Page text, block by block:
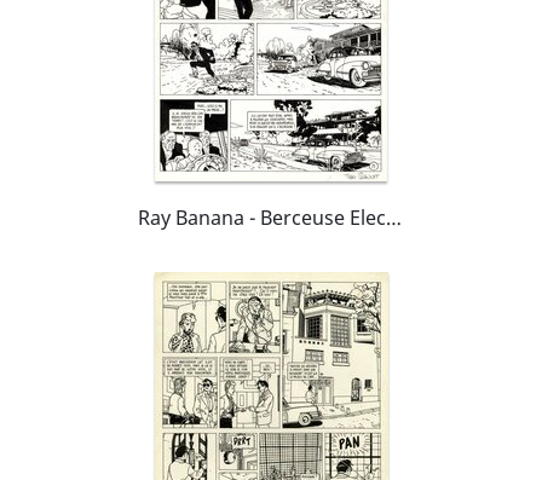
Ray Banana - Berceuse Electrique